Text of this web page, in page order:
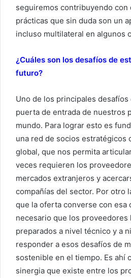
seguiremos contribuyendo con
prácticas que sin duda son un
incluso multilateral en algunos
¿Cuáles son los desafíos de
futuro?
Uno de los principales
puerta de entrada de nuestros
mundo. Para lograr esto es
una red de socios estratégicos
global, que nos permita
veces requieren los
mercados extranjeros y
compañías del sector. Por otro
que la oferta converse con esa
necesario que los proveedores
preparados a nivel técnico y a
responder a esos desafíos de
sostenible en el tiempo. Es ahí
sinergia que existe entre los